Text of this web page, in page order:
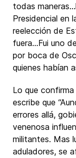
todas
Presidencial en
reelección de
fuera…Fui uno
por boca de
quienes habían
Lo que
escribe que
errores allá,
venenosa
militantes. Mas
aduladores, se